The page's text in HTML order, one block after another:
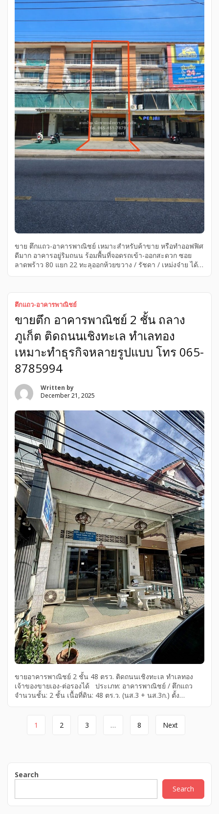
ขาย ตึกแถว-อาคารพาณิชย์ เหมาะสำหรับค้าขาย หรือทำออฟฟิศ
ดีมาก อาคารอยู่ริมถนน ร้อมพื้นที่จอดรถเข้า-ออกสะดวก ซอย
ลาดพร้าว 80 แยก 22 ทะลุออกห้วยขวาง / รัชดา / เหม่งจ๋าย ได้
ขาย ตึกแถว-อาคารพาณิชย์ กรุงเทพมหานคร เขตวังทองหลาง
วังทองหลาง รายละเอียดอาคาร • อาคารพาณิชย์ 4 ชั้น • เนื้อที่
32 ตร.วา | พื้นที่ใช้สอยประมาณ 300 ตร.ม. • 3 ห้องนอน | 4 […]
ตึกแถว-อาคารพาณิชย์
ขายตึก อาคารพาณิชย์ 2 ชั้น ถลาง
ภูเก็ต ติดถนนเชิงทะเล ทำเลทอง
เหมาะทำธุรกิจหลายรูปแบบ โทร 065-
8785994
Written by
December 21, 2025
ขายอาคารพาณิชย์ 2 ชั้น 48 ตรว. ติดถนนเชิงทะเล ทำเลทอง
เจ้าของขายเอง-ต่อรองได้ ประเภท: อาคารพาณิชย์ / ตึกแถว
จำนวนชั้น: 2 ชั้น เนื้อที่ดิน: 48 ตร.ว. (นส.3 + นส.3ก.) ตั้ง
ธุรกิจหลายรูปแบบ * ชั้นล่างเป็นพื้นที่โถงโล่ง พร้อมประตูบาน
Page
1 2 3 … 8 Next
Search
Search